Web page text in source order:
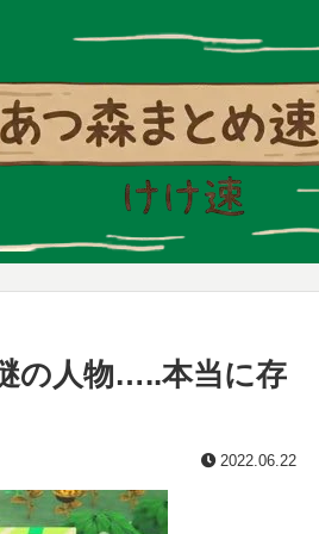
の人物…..本当に存
2022.06.22